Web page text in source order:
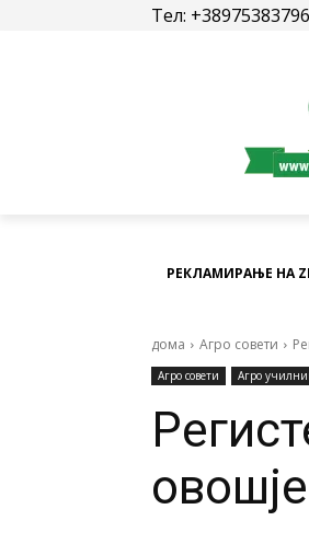
Тел:
РЕКЛАМИРАЊЕ НА
дома Агро совети
Агро совети Агро